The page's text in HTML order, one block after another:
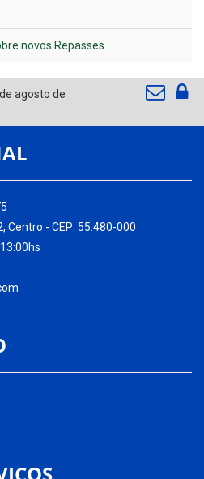
novos Repasses
agosto de
Centro - CEP: 55.480-000